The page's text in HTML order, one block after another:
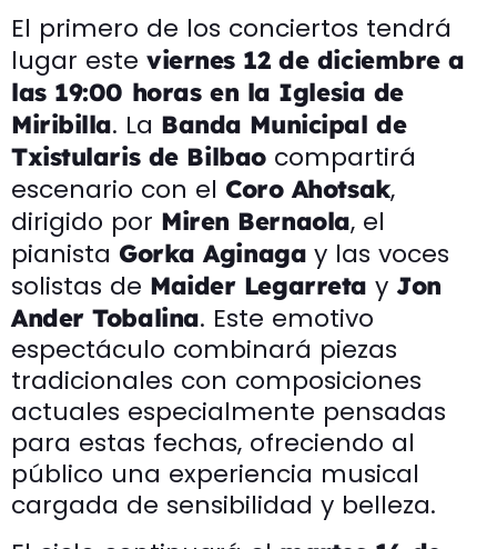
El primero de los conciertos tendrá
lugar este viernes 12 de diciembre a
las 19:00 horas en la Iglesia de
Miribilla. La Banda Municipal de
Txistularis de Bilbaocompartirá
escenario con el Coro Ahotsak,
dirigido por Miren Bernaola, el
pianista Gorka Aginaga y las voces
solistas de Maider Legarreta y Jon
Ander Tobalina. Este emotivo
espectáculo combinará piezas
tradicionales con composiciones
actuales especialmente pensadas
para estas fechas, ofreciendo al
público una experiencia musical
cargada de sensibilidad y belleza.